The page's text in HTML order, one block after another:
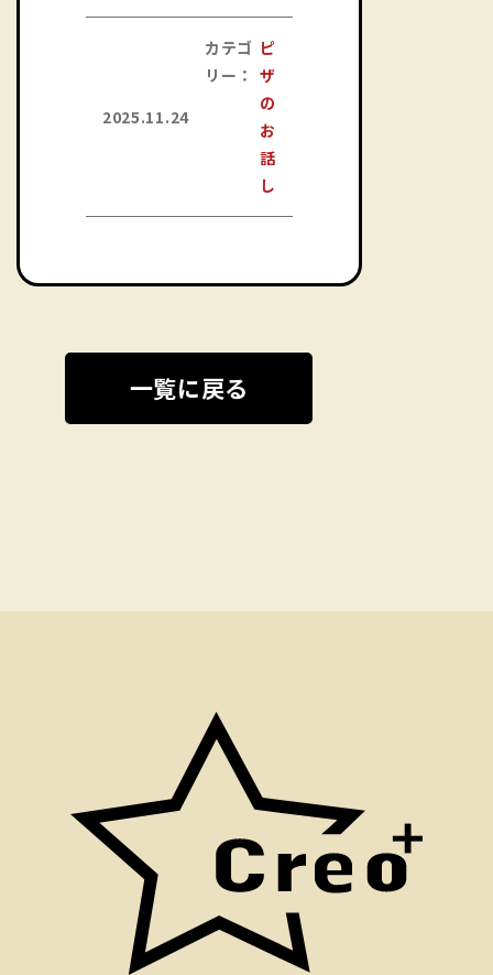
2025.11.24
カテゴ
リー：
ピ
ザ
の
お
話
し
一覧に戻る